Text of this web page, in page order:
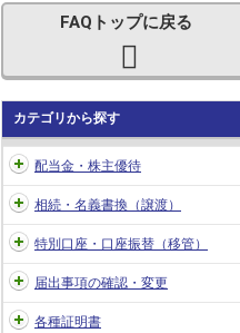
FAQトップに戻る
カテゴリから探す
配当金・株主優待
相続・名義書換（譲渡）
特別口座・口座振替（移管）
届出事項の確認・変更
各種証明書